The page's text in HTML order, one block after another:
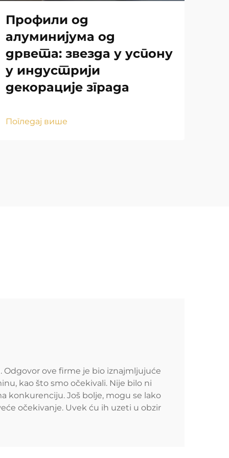
Профили од
алуминијума од
дрвета: звезда у успону
у индустрији
декорације зграда
Погледај више
ove firme je bio iznajmljujuće
kao što smo očekivali. Nije bilo ni
konkurenciju. Još bolje, mogu se lako
očekivanje. Uvek ću ih uzeti u obzir